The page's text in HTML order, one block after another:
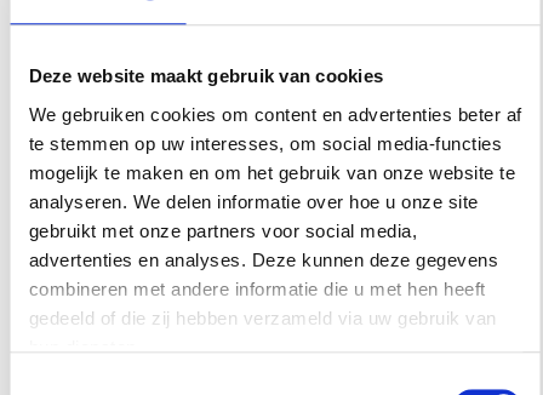
Deze website maakt gebruik van cookies
We gebruiken cookies om content en advertenties beter af
te stemmen op uw interesses, om social media-functies
mogelijk te maken en om het gebruik van onze website te
analyseren. We delen informatie over hoe u onze site
gebruikt met onze partners voor social media,
advertenties en analyses. Deze kunnen deze gegevens
combineren met andere informatie die u met hen heeft
gedeeld of die zij hebben verzameld via uw gebruik van
alleen voor de behandeling komt, maar ook voor het
interieur. Ontdek de mooiste beautyplekken van de
stad.